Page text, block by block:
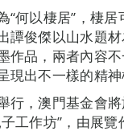
“何以棲居”，棲
譚俊傑以山水題
作品，兩者內容
現出不一樣的精
行，澳門基金會
工作坊”，由展